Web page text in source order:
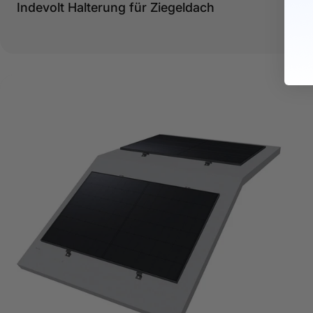
Typ:
Indevolt Halterung für Ziegeldach